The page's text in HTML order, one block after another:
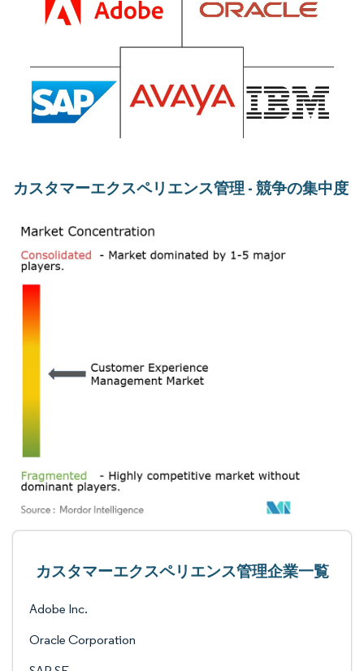
カスタマーエクスペリエンス管理 - 競争の集中度
カスタマーエクスペリエンス管理企業一覧
Adobe Inc.
Oracle Corporation